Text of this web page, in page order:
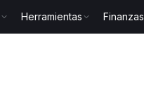
Herramientas Finanzas